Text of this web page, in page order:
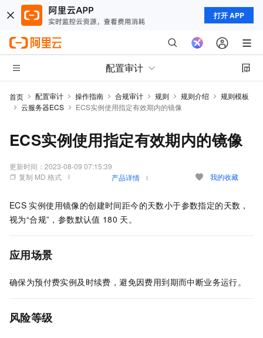
打开 APP
配置审计
首页 配置审计 操作指南 合规审计 规则 规则介绍
规则模板
云服务器ECS
ECS实例使用指定有效期内的镜像
ECS实例使用指定有效期内的镜像
更新时间： 2023-08-09 07:15:39
复制 MD 格式
产品详情 我的收藏
ECS 实例使用镜像的创建时间距今的天数小于参数指定的天数，
视为“合规”，参数默认值 180 天。
应用场景
确保为预付费实例及时续费，避免因费用到期而中断业务运行。
风险等级